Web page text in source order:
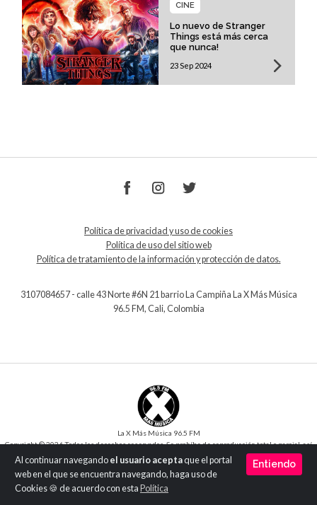
Al continuar navegando el usuario aceptaque el portal
web en el que se encuentra navegando, haga uso de
Cookies 🍪 de acuerdo con esta Política
Entiendo
Lo nuevo de Stranger
Things está más cerca
que nunca!
CINE
23 Sep 2024
Política de privacidad y uso de cookies
Política de uso del sitio web
Política de tratamiento de la información y protección de datos.
3107084657 - calle 43 Norte #6N 21 barrio La Campiña La X Más Música
96.5 FM, Cali, Colombia
La X Más Música 96.5 FM
Copyright © 2026 Todos los derechos reservados. Se prohíbe de reproducción total o parcial, así
como su traducción a cualquier idioma sin la autorización escrita del titular.
Desarrollo y Diseño
SilverIT
Versión 1.0